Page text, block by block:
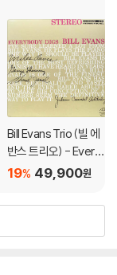
않은 경우가 있습니
.
않을 수 있습니다.
표면이 미세하게 울
더 안정적인 재생이
가 있습니다. 턴테이
하여 센터 홀을 조정
Bill Evans Trio (빌 에
반스 트리오) - Every
body Digs Bill Evans
49,900원
19%